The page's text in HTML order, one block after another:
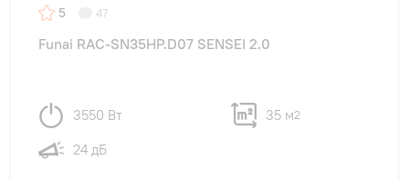
5 47
Funai RAC-SN35HP.D07 SENSEI 2.0
3550 Вт 35 м2
24 дБ